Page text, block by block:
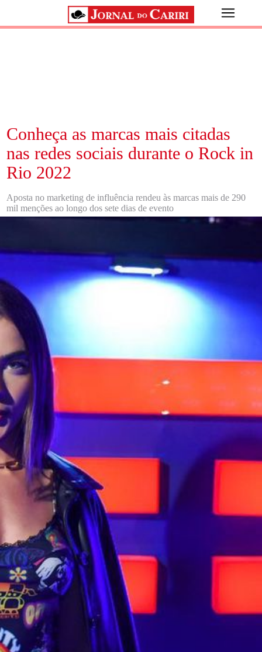
Conheça as marcas mais citadas
nas redes sociais durante o Rock in
Rio 2022
Aposta no marketing de influência rendeu às marcas mais de 290
mil menções ao longo dos sete dias de evento